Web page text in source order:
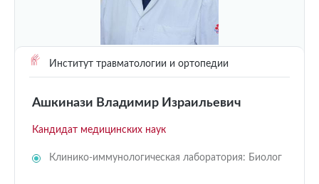
Институт травматологии и ортопедии
Ашкинази Владимир Израильевич
Кандидат медицинских наук
Клинико-иммунологическая лаборатория: Биолог